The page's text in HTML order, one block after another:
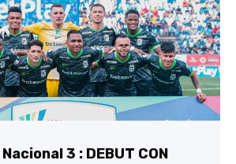
3 : DEBUT CON